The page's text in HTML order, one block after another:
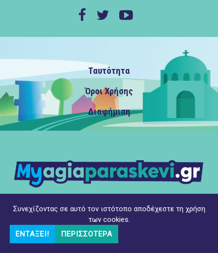
Ταυτότητα
Όροι Χρήσης
Διαφήμιση
Copyright ©2022 MyAgiaParaskevi.gr, με την επιφύλαξη
Υλοποίησηopk.grΔιαχείριση
Συνεχίζοντας σε αυτό τον ιστότοπο αποδέχεστε τη χρήση
των cookies.
ΕΝΤΆΞΕΙ!
ΠΕΡΙΣΣΌΤΕΡΑ